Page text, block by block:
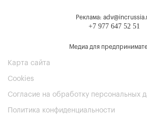
Реклама:
+7 977 647 52 51
Медиа для
Карта сайта
Cookies
Согласие на обработку персональных
Политика конфиденциальности